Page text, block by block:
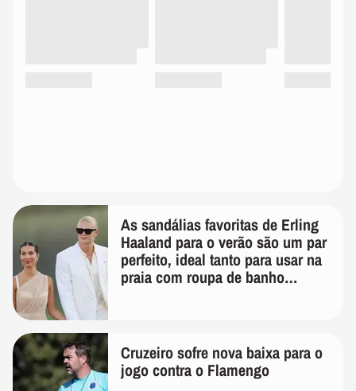
As sandálias favoritas de Erling
Haaland para o verão são um par
perfeito, ideal tanto para usar na
praia com roupa de banho
Cruzeiro sofre nova baixa para o
jogo contra o Flamengo